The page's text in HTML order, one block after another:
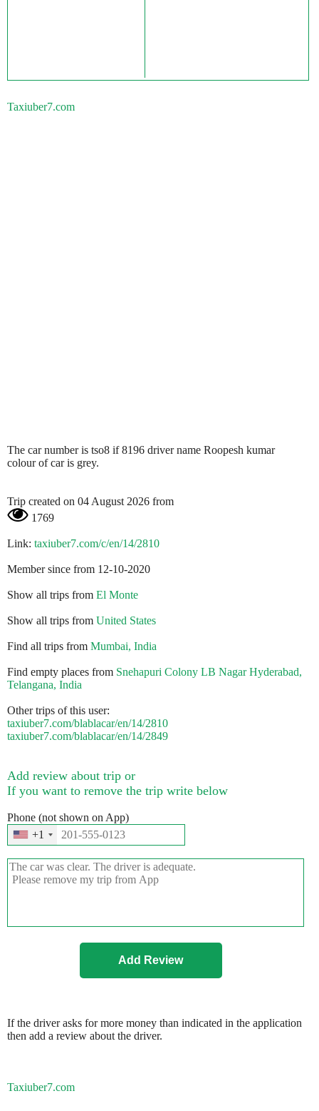
Taxiuber7.com
The car number is tso8 if 8196 driver name Roopesh kumar
colour of car is grey.
Trip created on 04 August 2026 from
1769
Link: taxiuber7.com/c/en/14/2810
Member since from 12-10-2020
Show all trips from El Monte
Show all trips from United States
Find all trips from Mumbai, India
Find empty places from Snehapuri Colony LB Nagar Hyderabad,
Telangana, India
Other trips of this user:
taxiuber7.com/blablacar/en/14/2810
taxiuber7.com/blablacar/en/14/2849
Add review about trip or
If you want to remove the trip write below
Phone (not shown on App)
+1
If the driver asks for more money than indicated in the application
then add a review about the driver.
Taxiuber7.com